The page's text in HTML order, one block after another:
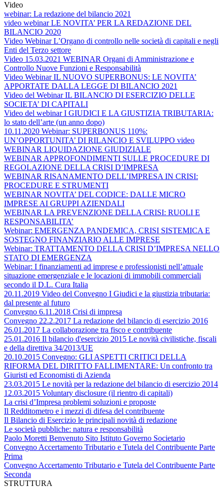
Video
webinar: La redazione del bilancio 2021
video webinar LE NOVITA’ PER LA REDAZIONE DEL
BILANCIO 2020
Video Webinar L’Organo di controllo nelle società di capitali e negli
Enti del Terzo settore
Video 15.03.2021 WEBINAR Organi di Amministrazione e
Controllo Nuove Funzioni e Responsabilità
Video Webinar IL NUOVO SUPERBONUS: LE NOVITA’
APPORTATE DALLA LEGGE DI BILANCIO 2021
Video del Webinar IL BILANCIO DI ESERCIZIO DELLE
SOCIETA’ DI CAPITALI
Video del webinar I GIUDICI E LA GIUSTIZIA TRIBUTARIA:
lo stato dell’arte (un anno dopo)
10.11.2020 Webinar: SUPERBONUS 110%:
UN’OPPORTUNITA’ DI RILANCIO E SVILUPPO video
WEBINAR LIQUIDAZIONE GIUDIZIALE
WEBINAR APPROFONDIMENTI SULLE PROCEDURE DI
REGOLAZIONE DELLA CRISI D’IMPRESA
WEBINAR RISANAMENTO DELL’IMPRESA IN CRISI:
PROCEDURE E STRUMENTI
WEBINAR NOVITA’ DEL CODICE: DALLE MICRO
IMPRESE AI GRUPPI AZIENDALI
WEBINAR LA PREVENZIONE DELLA CRISI: RUOLI E
RESPONSABILITA’
Webinar: EMERGENZA PANDEMICA, CRISI SISTEMICA E
SOSTEGNO FINANZIARIO ALLE IMPRESE
Webinar: TRATTAMENTO DELLA CRISI D’IMPRESA NELLO
STATO DI EMERGENZA
Webinar: I finanziamenti ad imprese e professionisti nell’attuale
situazione emergenziale e le locazioni di immobili commerciali
secondo il D.L. Cura Italia
20.11.2019 Video del Convegno I Giudici e la giustizia tributaria:
dal presente al futuro
Convegno 6.11.2018 Crisi di impresa
Convegno 22.2.2017 La redazione del bilancio di esercizio 2016
26.01.2017 La collaborazione tra fisco e contribuente
25.01.2016 Il bilancio d'esercizio 2015 Le novità civilistiche, fiscali
e della direttiva 34/2013/UE
20.10.2015 Convegno: GLI ASPETTI CRITICI DELLA
RIFORMA DEL DIRITTO FALLIMENTARE: Un confronto tra
Giuristi ed Economisti di Azienda
23.03.2015 Le novità per la redazione del bilancio di esercizio 2014
12.03.2015 Voluntary disclosure (il rientro di capitali)
La crisi d’Impresa problemi soluzioni e proposte
Il Redditometro e i mezzi di difesa del contribuente
Il Bilancio di Esercizio le principali novità di redazione
Le società pubbliche: natura e responsabilità
Paolo Moretti Benvenuto Sito Istituto Governo Societario
Convegno Accertamento Tributario e Tutela del Contribuente Parte
Prima
Convegno Accertamento Tributario e Tutela del Contribuente Parte
Seconda
STRUTTURA